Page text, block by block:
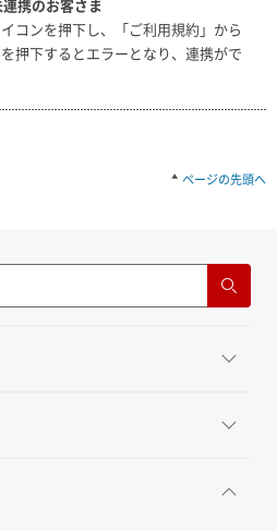
携のお客さま
コンを押下し、「ご利用規約」から
押下するとエラーとなり、連携がで
ページの先頭へ